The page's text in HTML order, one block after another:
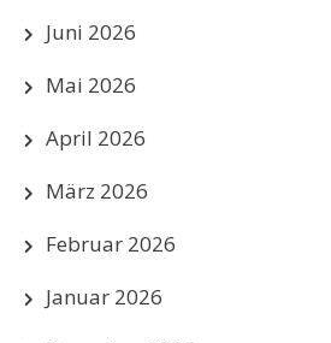
Juni 2026
Mai 2026
April 2026
März 2026
Februar 2026
Januar 2026